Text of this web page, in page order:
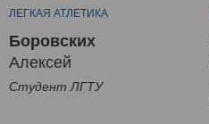
ЛЕГКАЯ АТЛЕТИКА
Боровских
Алексей
Студент ЛГТУ